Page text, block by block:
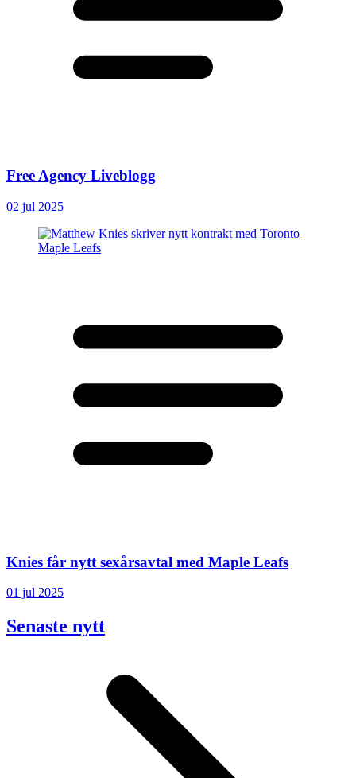
Free Agency Liveblogg
02 jul 2025
Knies får nytt sexårsavtal med Maple Leafs
01 jul 2025
Senaste nytt